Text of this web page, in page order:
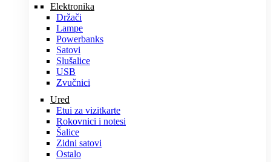
Elektronika
Držači
Lampe
Powerbanks
Satovi
Slušalice
USB
Zvučnici
Ured
Etui za vizitkarte
Rokovnici i notesi
Šalice
Zidni satovi
Ostalo